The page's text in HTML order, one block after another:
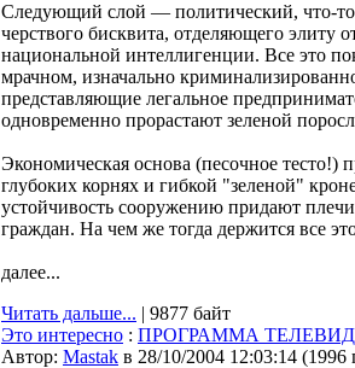
Следующий слой — политический, что-то
черствого бисквита, отделяющего элиту
национальной интеллигенции. Все это
мрачном, изначально
представляющие легальное
одновременно прорастают зеленой
Экономическая основа (песочное
глубоких корнях и гибкой "зеленой"
устойчивость сооружению придают
граждан. На чем же тогда держится все
далее...
Читать дальше... | 9877 байт
Это интересно : ПРОГРАММА
Автор: Мastak в 28/10/2004 12:03:14 (1996